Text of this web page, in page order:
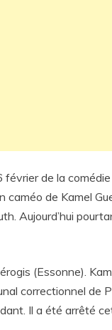
février de la
caméo de Kamel
Aujourd’hui
(Essonne).
correctionnel de
Il a été arrêté